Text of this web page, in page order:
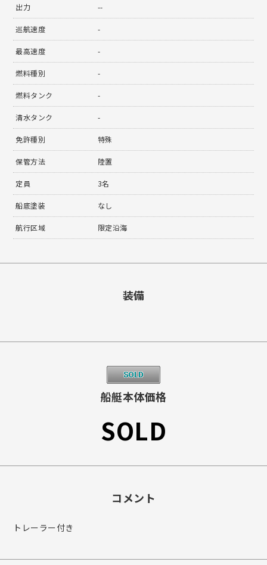
出力 --
巡航速度 -
最高速度 -
燃料種別 -
燃料タンク -
清水タンク -
免許種別 特殊
保管方法 陸置
定員 3名
船底塗装 なし
航行区域 限定沿海
装備
船艇本体価格
SOLD
コメント
トレーラー付き